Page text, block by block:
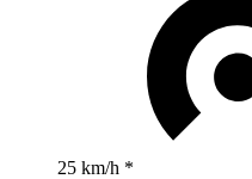
25 km/h *